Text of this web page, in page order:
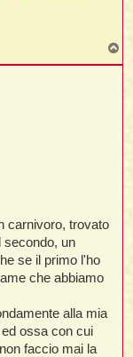
carnivoro, trovato
secondo, un
se il primo l'ho
che abbiamo
alla mia
ossa con cui
faccio mai la